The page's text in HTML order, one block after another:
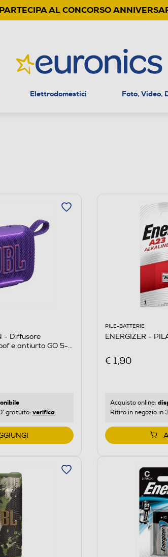
PARTECIPA AL CONCORSO
Elettrodomestici Foto, Video,
- Diffusore
e antiurto GO 5-
gratuito: verifica
PILE-BATTERIE
ENERGIZER -
€ 1,90
Acquisto online:
Ritiro in negozio in